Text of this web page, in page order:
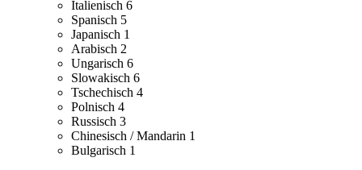
Italienisch 6
Spanisch 5
Japanisch 1
Arabisch 2
Ungarisch 6
Slowakisch 6
Tschechisch 4
Polnisch 4
Russisch 3
Chinesisch / Mandarin 1
Bulgarisch 1